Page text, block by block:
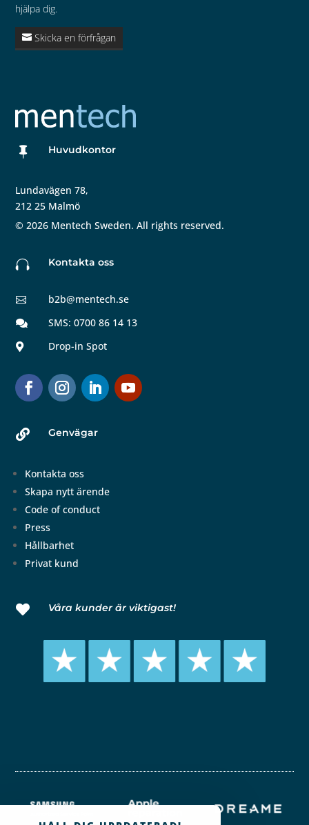
hjälpa dig.
Skicka en förfrågan
 Huvudkontor
Lundavägen 78,
212 25 Malmö
©2026 Mentech Sweden. All rights reserved.
 Kontakta oss
 b2b@mentech.se
 SMS: 0700 86 14 13
 Drop-in Spot
 Genvägar
Kontakta oss
Skapa nytt ärende
Code of conduct
Press
Hållbarhet
Privat kund
 Våra kunder är viktigast!